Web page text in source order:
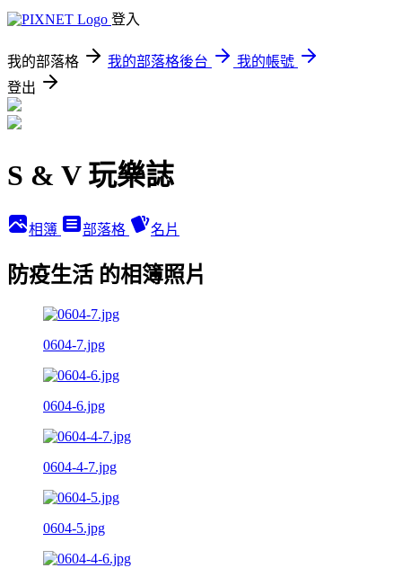
登入
我的部落格 我的部落格後台
我的帳號
登出
S & V 玩樂誌
相簿 部落格 名片
防疫生活 的相簿照片
0604-7.jpg
0604-6.jpg
0604-4-7.jpg
0604-5.jpg